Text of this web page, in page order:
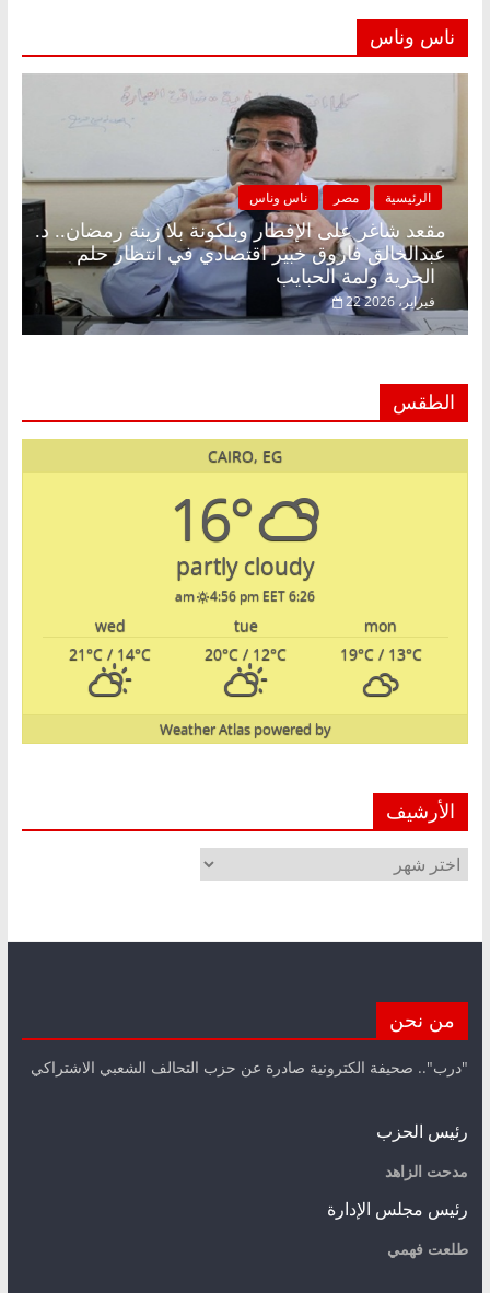
ناس وناس
الرئيسية مصر ناس وناس
مقعد شاغر على الإفطار وبلكونة بلا زينة رمضان.. د.
عبدالخالق فاروق خبير اقتصادي في انتظار حلم
22 فبراير، 2026
الطقس
CAIRO, EG
16°
partly cloudy
6:26 am
4:56 pm EET
mon
tue
wed
19°C/ 13°C
20°C / 12°C
21°C / 14°C
powered by
Weather Atlas
الأرشيف
الأرشيف
من نحن
"درب".. صحيفة الكترونية صادرة عن حزب التحالف الشعبي الاشتراكي
رئيس الحزب
مدحت الزاهد
رئيس مجلس الإدارة
طلعت فهمي